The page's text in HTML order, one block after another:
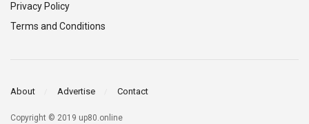
Privacy Policy
Terms and Conditions
About Advertise Contact
Copyright © 2019 up80.online